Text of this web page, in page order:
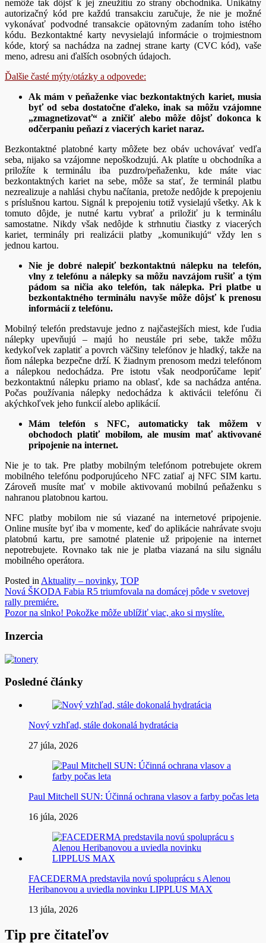
nemôže tak dôjsť k jej zneužitiu zo strany obchodníka. Unikátny
autorizačný kód pre každú transakciu zaručuje, že nie je možné
vykonávať podvodné transakcie opätovným zadaním toho istého
kódu. Bezkontaktné karty nevysielajú informácie o trojmiestnom
kóde, ktorý sa nachádza na zadnej strane karty (CVC kód), vaše
meno, adresu ani ďalších osobných údajoch.
Ďalšie časté mýty/otázky a odpovede:
Ak mám v peňaženke viac bezkontaktných kariet, musia
byť od seba dostatočne ďaleko, inak sa môžu vzájomne
„zmagnetizovať“ a zničiť alebo môže dôjsť dokonca k
odčerpaniu peňazí z viacerých kariet naraz.
Bezkontaktné platobné karty môžete bez obáv uchovávať vedľa
seba, nijako sa vzájomne nepoškodzujú. Ak platíte u obchodníka a
priložíte k terminálu iba puzdro/peňaženku, kde máte viac
bezkontaktných kariet na sebe, môže sa stať, že terminál platbu
nezrealizuje a nahlási chybu načítania, pretože nedôjde k prepojeniu
s príslušnou kartou. Signál k prepojeniu totiž vysielajú všetky. Ak k
tomuto dôjde, je nutné kartu vybrať a priložiť ju k terminálu
samostatne. Nikdy však nedôjde k strhnutiu čiastky z viacerých
kariet, terminály pri realizácii platby „komunikujú“ vždy len s
jednou kartou.
Nie je dobré nalepiť bezkontaktnú nálepku na telefón,
vlny z telefónu a nálepky sa môžu navzájom rušiť a tým
pádom sa ničia ako telefón, tak nálepka. Pri platbe u
bezkontaktného terminálu navyše môže dôjsť k prenosu
informácií z telefónu.
Mobilný telefón predstavuje jedno z najčastejších miest, kde ľudia
nálepky upevňujú – majú ho neustále pri sebe, takže môžu
kedykoľvek zaplatiť a povrch väčšiny telefónov je hladký, takže na
ňom nálepka bezpečne drží. K žiadnym prenosom medzi telefónom
a nálepkou nedochádza. Pre istotu však neodporúčame lepiť
bezkontaktnú nálepku priamo na oblasť, kde sa nachádza anténa.
Počas používania nálepky nedochádza k aktivácii telefónu či
akýchkoľvek jeho funkcií alebo aplikácií.
Mám telefón s NFC, automaticky tak môžem v
obchodoch platiť mobilom, ale musím mať aktivované
pripojenie na internet.
Nie je to tak. Pre platby mobilným telefónom potrebujete okrem
mobilného telefónu podporujúceho NFC zatiaľ aj NFC SIM kartu.
Zároveň musíte mať v mobile aktivovanú mobilnú peňaženku s
nahranou platobnou kartou.
NFC platby mobilom nie sú viazané na internetové pripojenie.
Online musíte byť iba v momente, keď do aplikácie nahrávate svoju
platobnú kartu, pre samotné platenie už pripojenie na internet
nepotrebujete. Rovnako tak nie je platba viazaná na silu signálu
mobilného operátora.
Posted in Aktuality – novinky, TOP
Navigácia
v
Nová ŠKODA Fabia R5 triumfovala na domácej pôde v svetovej
rally premiére.
Pozor na slnko! Pokožke môže ublížiť viac, ako si myslíte.
Inzercia
Posledné články
Nový vzhľad, stále dokonalá hydratácia
27 júla, 2026
Paul Mitchell SUN: Účinná ochrana vlasov a farby počas leta
16 júla, 2026
FACEDERMA predstavila novú spoluprácu s Alenou
Heribanovou a uviedla novinku LIPPLUS MAX
13 júla, 2026
Tip pre čitateľov